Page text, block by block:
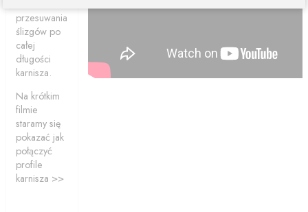
przesuwania
ślizgów po
całej
długości
karnisza.
Na krótkim
filmie
staramy się
pokazać jak
połączyć
profile
karnisza >>